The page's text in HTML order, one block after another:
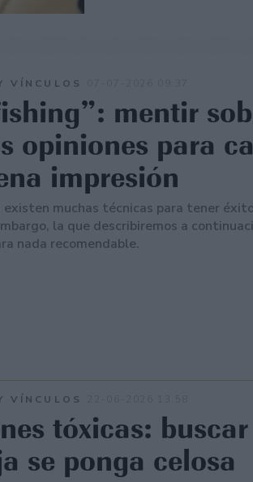
VÍNCULOS
mentir
opiniones para
impresión
muchas técnicas para tener
la que describiremos a
nada recomendable.
VÍNCULOS
tóxicas:
se ponga celosa